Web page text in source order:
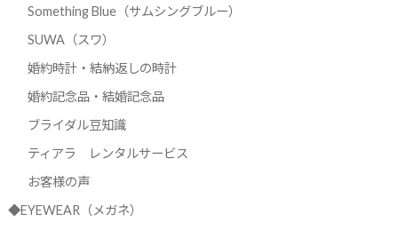
Something Blue（サムシングブルー）
SUWA（スワ）
婚約時計・結納返しの時計
婚約記念品・結婚記念品
ブライダル豆知識
ティアラ レンタルサービス
お客様の声
◆EYEWEAR（メガネ）